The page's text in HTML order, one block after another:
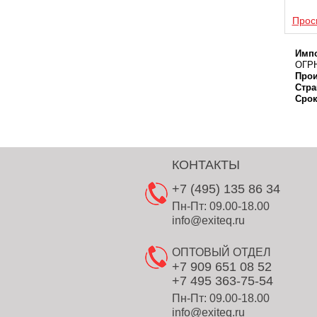
КОНТАКТЫ
+7 (495) 135 86 34
Пн-Пт: 09.00-18.00
info@exiteq.ru
ОПТОВЫЙ ОТДЕЛ
+7 909 651 08 52
+7 495 363-75-54
Пн-Пт: 09.00-18.00
info@exiteq.ru